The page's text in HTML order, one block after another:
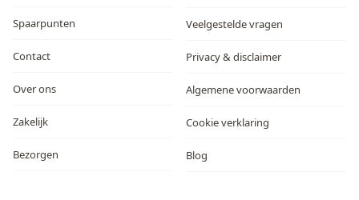
Spaarpunten
Contact
Over ons
Zakelijk
Bezorgen
Veelgestelde vragen
Privacy & disclaimer
Algemene voorwaarden
Cookie verklaring
Blog